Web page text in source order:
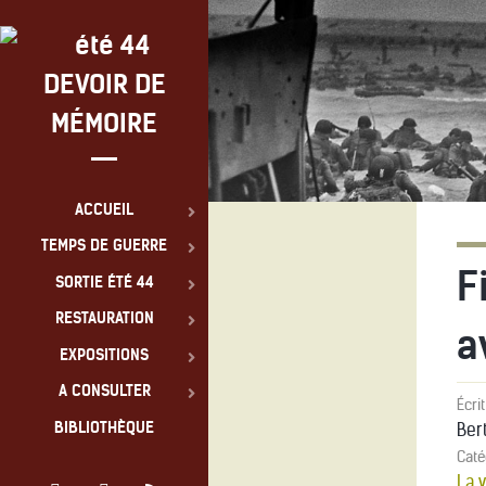
DEVOIR DE
MÉMOIRE
ACCUEIL
TEMPS DE GUERRE
SORTIE ÉTÉ 44
RESTAURATION
EXPOSITIONS
A CONSULTER
BIBLIOTHÈQUE